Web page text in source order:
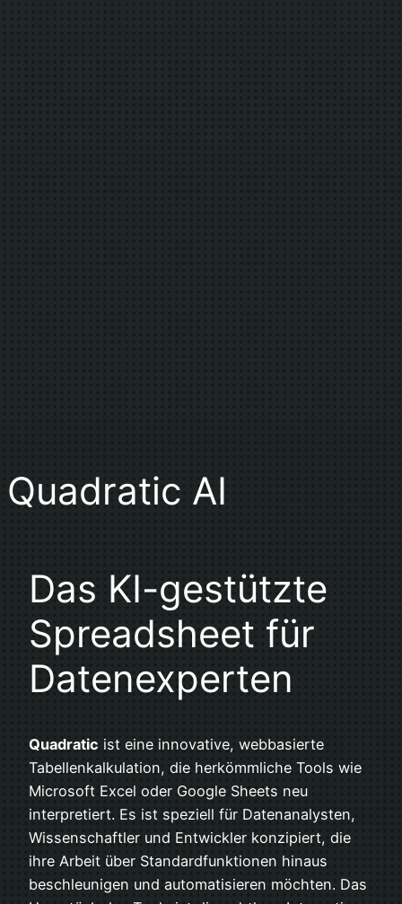
Quadratic AI
Das KI-gestützte
Spreadsheet für
Datenexperten
Quadratic ist eine innovative, webbasierte
Tabellenkalkulation, die herkömmliche Tools wie
Microsoft Excel oder Google Sheets neu
interpretiert. Es ist speziell für Datenanalysten,
Wissenschaftler und Entwickler konzipiert, die
ihre Arbeit über Standardfunktionen hinaus
beschleunigen und automatisieren möchten. Das